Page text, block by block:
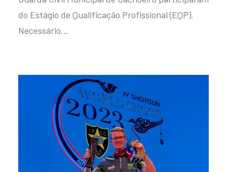
do Estágio de Qualificação Profissional (EQP).
Necessário…